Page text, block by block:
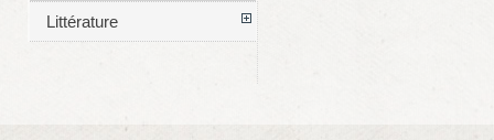
Littérature